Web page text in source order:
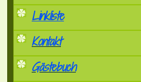
Linkliste
Kontakt
Gästebuch